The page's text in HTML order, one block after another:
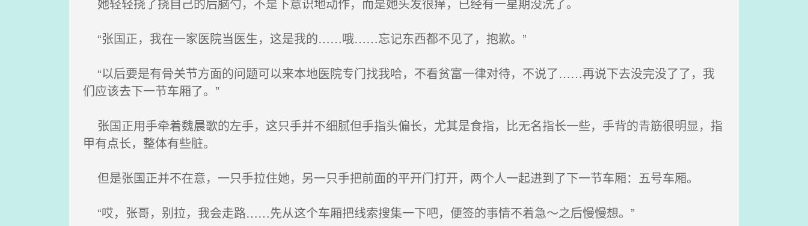
“张国正，我在一家医院当医生，这是我的……哦……忘记东西都不见了，抱歉。”
“以后要是有骨关节方面的问题可以来本地医院专门找我哈，不看贫富一律对待，不说了……再说下去没完没了了，我
们应该去下一节车厢了。”
张国正用手牵着魏晨歌的左手，这只手并不细腻但手指头偏长，尤其是食指，比无名指长一些，手背的青筋很明显，指
甲有点长，整体有些脏。
但是张国正并不在意，一只手拉住她，另一只手把前面的平开门打开，两个人一起进到了下一节车厢：五号车厢。
“哎，张哥，别拉，我会走路……先从这个车厢把线索搜集一下吧，便签的事情不着急～之后慢慢想。”